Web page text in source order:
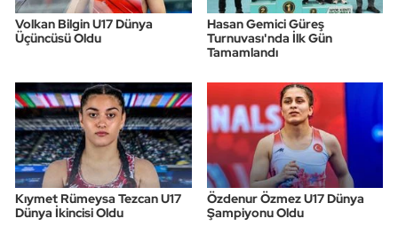
Volkan Bilgin U17 Dünya
Üçüncüsü Oldu
Hasan Gemici Güreş
Turnuvası'nda İlk Gün
Tamamlandı
Kıymet Rümeysa Tezcan U17
Dünya İkincisi Oldu
Özdenur Özmez U17 Dünya
Şampiyonu Oldu